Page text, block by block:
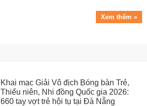
Xem thêm »
Khai mạc Giải Vô địch Bóng bàn Trẻ,
Thiếu niên, Nhi đồng Quốc gia 2026:
660 tay vợt trẻ hội tụ tại Đà Nẵng